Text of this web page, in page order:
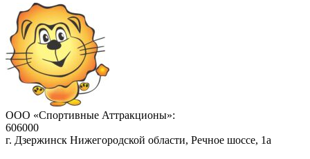
ООО «Спортивные Аттракционы»:
606000
г. Дзержинск Нижегородской области, Речное шоссе, 1а